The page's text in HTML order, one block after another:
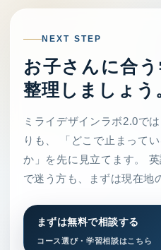
NEXT STEP
お子さんに合
整理しましょう
ミライデザインラボ2.0で
りも、 「どこで止まって
か」を先に見立てます。
で迷う方も、まずは現在地
まずは無料で相談する
コース選び・学習相談はこちら